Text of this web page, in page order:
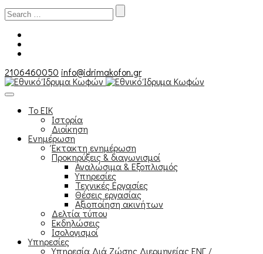
Search
for:
2106460050 info@idrimakofon.gr
Το ΕΙΚ
Ιστορία
Διοίκηση
Ενημέρωση
Έκτακτη ενημέρωση
Προκηρύξεις & διαγωνισμοί
Αναλώσιμα & Εξοπλισμός
Υπηρεσίες
Τεχνικές Εργασίες
Θέσεις εργασίας
Αξιοποίηση ακινήτων
Δελτία τύπου
Εκδηλώσεις
Ισολογισμοί
Υπηρεσίες
Υπηρεσία Διά Ζώσης Διερμηνείας ΕΝΓ /